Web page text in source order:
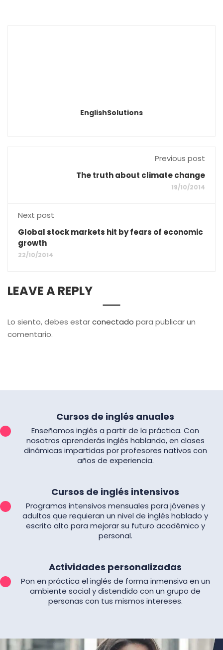
EnglishSolutions
Previous post
The truth about climate change
19/10/2014
Next post
Global stock markets hit by fears of economic
growth
22/10/2014
LEAVE A REPLY
Lo siento, debes estarconectado para publicar un
comentario.
Cursos de inglés anuales
Enseñamos inglés a partir de la práctica. Con
nosotros aprenderás inglés hablando, en clases
dinámicas impartidas por profesores nativos con
años de experiencia.
Cursos de inglés intensivos
Programas intensivos mensuales para jóvenes y
adultos que requieran un nivel de inglés hablado y
escrito alto para mejorar su futuro académico y
personal.
Actividades personalizadas
Pon en práctica el inglés de forma inmensiva en un
ambiente social y distendido con un grupo de
personas con tus mismos intereses.